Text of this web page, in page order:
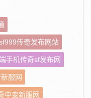
传奇发布网站
手机传奇sf发布网
服网
中变新服网